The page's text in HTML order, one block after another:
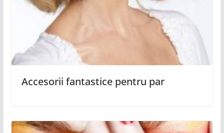
Accesorii fantastice pentru par